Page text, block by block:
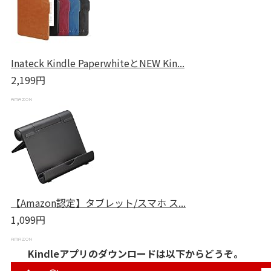
Inateck Kindle PaperwhiteとNEW Kin...
2,199円
【Amazon認定】タブレット/スマホ ス...
1,099円
Kindleアプリのダウンロードは以下からどうぞ。